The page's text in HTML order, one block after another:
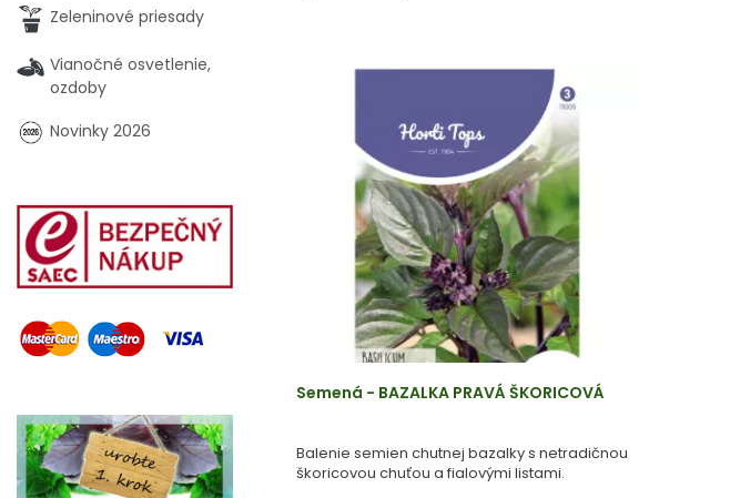
Semená - BAZALKA PRAVÁ ŠKORICOVÁ
Balenie semien chutnej bazalky s netradičnou
škoricovou chuťou a fialovými listami.
Zeleninové priesady
Vianočné osvetlenie,
ozdoby
Novinky 2026